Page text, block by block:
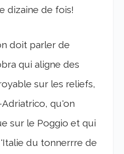
dizaine de fois!
doit parler de
qui aligne des
sur les reliefs,
qu'on
sur le Poggio et qui
du tonnerrre de